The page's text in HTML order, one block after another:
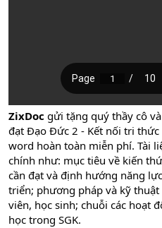
ZixDoc gửi tặng quý thầy cô
đạt Đạo Đức 2 - Kết nối tri
word hoàn toàn miễn phí. Tài
chính như: mục tiêu về kiến
cần đạt và định hướng năng
triển; phương pháp và kỹ
viên, học sinh; chuỗi các hoạt
học trong SGK.